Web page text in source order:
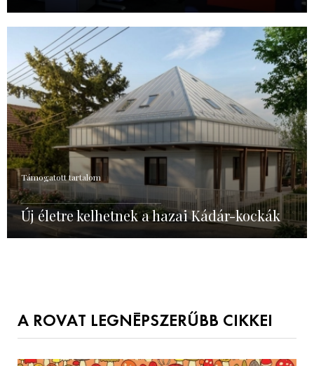
Támogatott tartalom
Új életre kelhetnek a hazai Kádár-kockák
A ROVAT LEGNÉPSZERŰBB CIKKEI